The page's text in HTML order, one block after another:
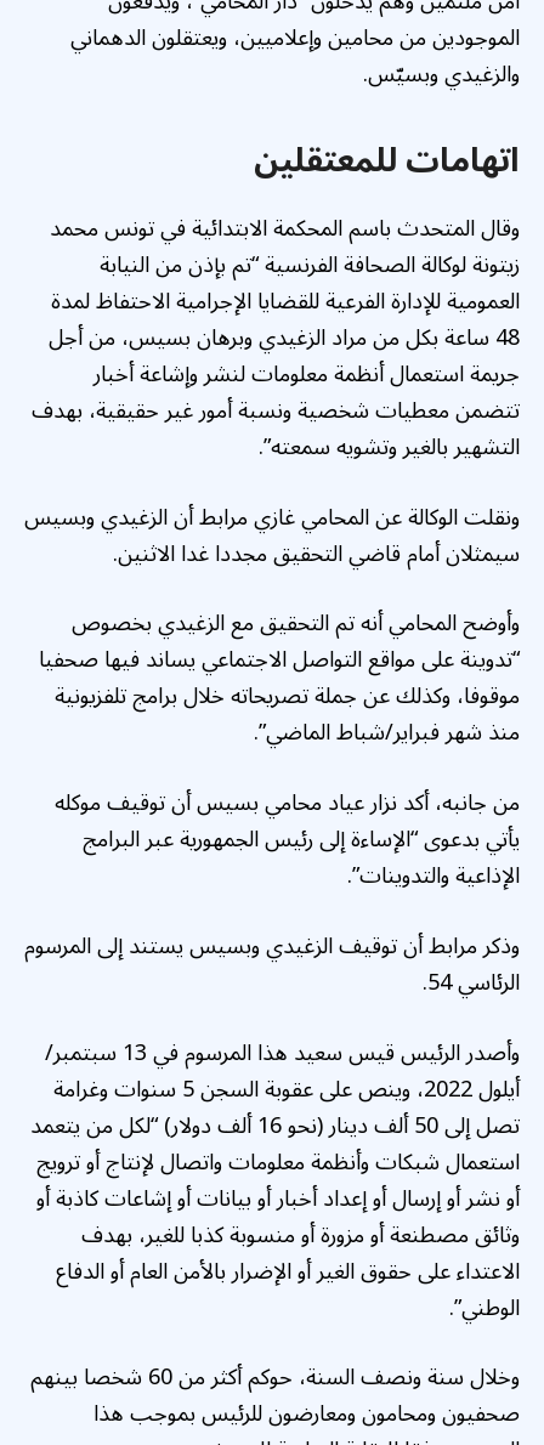
الموجودين من محامين وإعلاميين، ويعتقلون الدهماني
والزغيدي وبسيّس.
اتهامات للمعتقلين
وقال المتحدث باسم المحكمة الابتدائية في تونس محمد
زيتونة لوكالة الصحافة الفرنسية “تم بإذن من النيابة
العمومية للإدارة الفرعية للقضايا الإجرامية الاحتفاظ لمدة
48 ساعة بكل من مراد الزغيدي وبرهان بسيس، من أجل
جريمة استعمال أنظمة معلومات لنشر وإشاعة أخبار
تتضمن معطيات شخصية ونسبة أمور غير حقيقية، بهدف
التشهير بالغير وتشويه سمعته”.
ونقلت الوكالة عن المحامي غازي مرابط أن الزغيدي وبسيس
سيمثلان أمام قاضي التحقيق مجددا غدا الاثنين.
وأوضح المحامي أنه تم التحقيق مع الزغيدي بخصوص
“تدوينة على مواقع التواصل الاجتماعي يساند فيها صحفيا
موقوفا، وكذلك عن جملة تصريحاته خلال برامج تلفزيونية
منذ شهر فبراير/شباط الماضي”.
من جانبه، أكد نزار عياد محامي بسيس أن توقيف موكله
يأتي بدعوى “الإساءة إلى رئيس الجمهورية عبر البرامج
الإذاعية والتدوينات”.
وذكر مرابط أن توقيف الزغيدي وبسيس يستند إلى المرسوم
الرئاسي 54.
وأصدر الرئيس قيس سعيد هذا المرسوم في 13 سبتمبر/
أيلول 2022، وينص على عقوبة السجن 5 سنوات وغرامة
تصل إلى 50 ألف دينار (نحو 16 ألف دولار) “لكل من يتعمد
استعمال شبكات وأنظمة معلومات واتصال لإنتاج أو ترويج
أو نشر أو إرسال أو إعداد أخبار أو بيانات أو إشاعات كاذبة أو
وثائق مصطنعة أو مزورة أو منسوبة كذبا للغير، بهدف
الاعتداء على حقوق الغير أو الإضرار بالأمن العام أو الدفاع
الوطني”.
وخلال سنة ونصف السنة، حوكم أكثر من 60 شخصا بينهم
صحفيون ومحامون ومعارضون للرئيس بموجب هذا